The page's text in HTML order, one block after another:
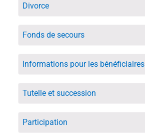
Divorce
Fonds de secours
Informations pour les bénéficiaires
Tutelle et succession
Participation